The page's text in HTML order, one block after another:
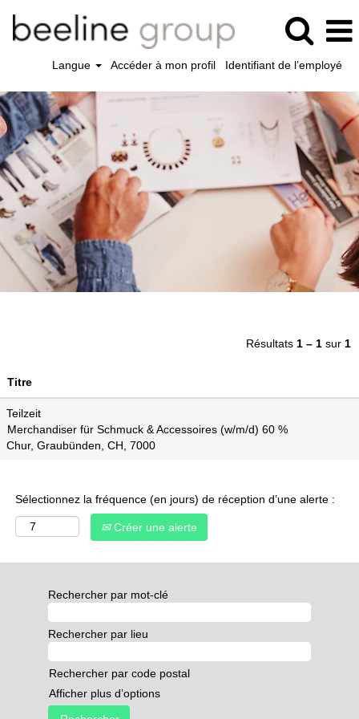
Langue Accéder à mon profil Identifiant de l’employé
Résultats 1 – 1 sur 1
Titre
Teilzeit
Merchandiser für Schmuck & Accessoires (w/m/d) 60 %
Chur, Graubünden, CH, 7000
Sélectionnez la fréquence (en jours) de réception d’une alerte :
Créer une alerte
Rechercher par mot-clé
Rechercher par lieu
Rechercher par code postal
Afficher plus d’options